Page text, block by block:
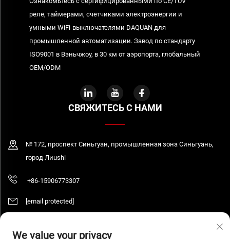
реле, таймерами, счетчиками электроэнергии и
умными WiFi-выключателями DAQUAN для
промышленной автоматизации. Завод по стандарту
ISO9001 в Вэньчжоу, в 30 км от аэропорта, глобальный
OEM/ODM
СВЯЖИТЕСЬ С НАМИ
№ 172, проспект Синьгуан, промышленная зона Синьгуань,
город Лиushi
+86-15906773307
[email protected]
We value your privacy